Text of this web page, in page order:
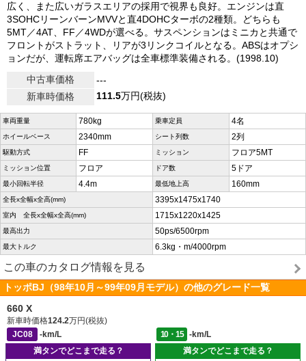
広く、また広いガラスエリアの採用で視界も良好。エンジンは直
3SOHCリーンバーンMVVと直4DOHCターボの2種類。どちらも
5MT／4AT、FF／4WDが選べる。サスペンションはミニカと共通で
フロントがストラット、リアが3リンクコイルとなる。ABSはオプシ
ョンだが、運転席エアバッグは全車標準装備される。(1998.10)
中古車価格
---
新車時価格
111.5万円(税抜)
車両重量 780kg 乗車定員 4名
ホイールベース 2340mm シート列数 2列
駆動方式 FF ミッション フロア5MT
ミッション位置 フロア ドア数 5ドア
最小回転半径 4.4m 最低地上高 160mm
全長x全幅x全高(mm) 3395x1475x1740
室内 全長x全幅x全高(mm) 1715x1220x1425
最高出力 50ps/6500rpm
最大トルク 6.3kg・m/4000rpm
この車のカタログ情報を見る
トッポBJ（98年10月～99年09月モデル）の他のグレード一覧
660 X
新車時価格124.2万円(税抜)
JC08
-km/L 10・15
-km/L
満タンでどこまで走る？
満タンでどこまで走る？